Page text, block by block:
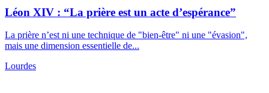
Léon XIV : “La prière est un acte d’espérance”
La prière n’est ni une technique de "bien-être" ni une "évasion",
mais une dimension essentielle de...
Lourdes